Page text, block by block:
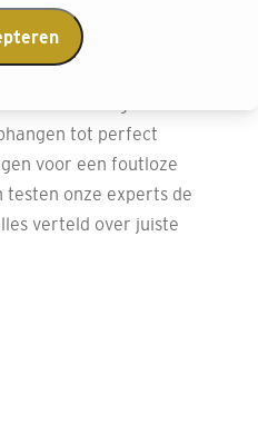
je volledig ontzorgen.
vakkundige installatie
tot perfect
voor een foutloze
testen onze experts de
verteld over juiste